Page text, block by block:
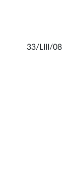
33/LIII/08